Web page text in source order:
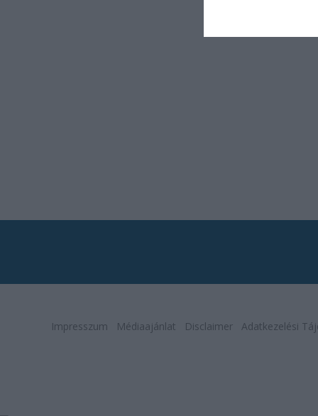
Impresszum Médiaajánlat Disclaimer Adatkezelési